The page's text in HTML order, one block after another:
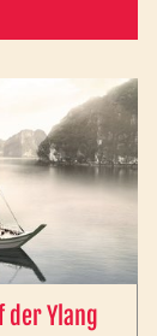
der Ylang